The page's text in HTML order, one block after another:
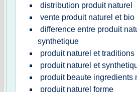
distribution produit naturel
vente produit naturel et bio
difference entre produit
synthetique
produit naturel et traditions
produit naturel et
produit beaute ingredients
produit naturel forme